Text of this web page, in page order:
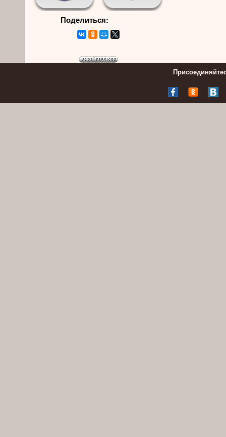
Поделиться: